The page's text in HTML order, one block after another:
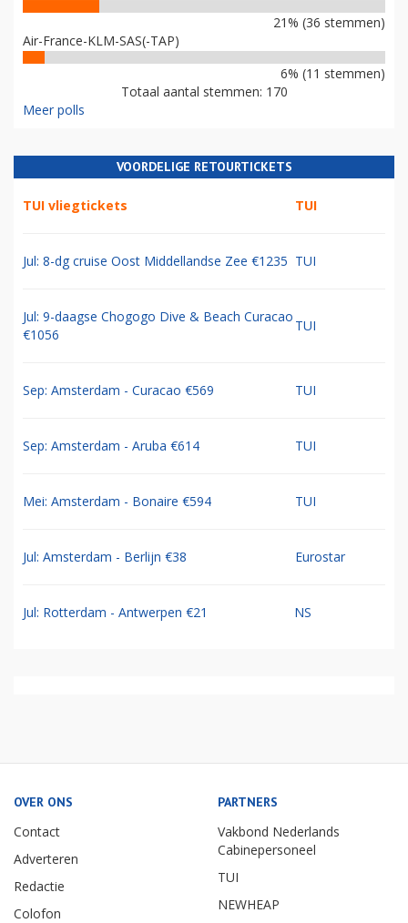
21% (36 stemmen)
Air-France-KLM-SAS(-TAP)
6% (11 stemmen)
Totaal aantal stemmen: 170
Meer polls
VOORDELIGE RETOURTICKETS
TUI vliegtickets TUI
Jul: 8-dg cruise Oost Middellandse Zee €1235 TUI
Jul: 9-daagse Chogogo Dive & Beach Curacao
€1056
TUI
Sep: Amsterdam - Curacao €569 TUI
Sep: Amsterdam - Aruba €614 TUI
Mei: Amsterdam - Bonaire €594 TUI
Jul: Amsterdam - Berlijn €38 Eurostar
Jul: Rotterdam - Antwerpen €21 NS
OVER ONS
Contact
Adverteren
Redactie
Colofon
PARTNERS
Vakbond Nederlands
Cabinepersoneel
TUI
NEWHEAP